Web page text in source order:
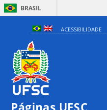
BRASIL
ACESSIBILIDADE